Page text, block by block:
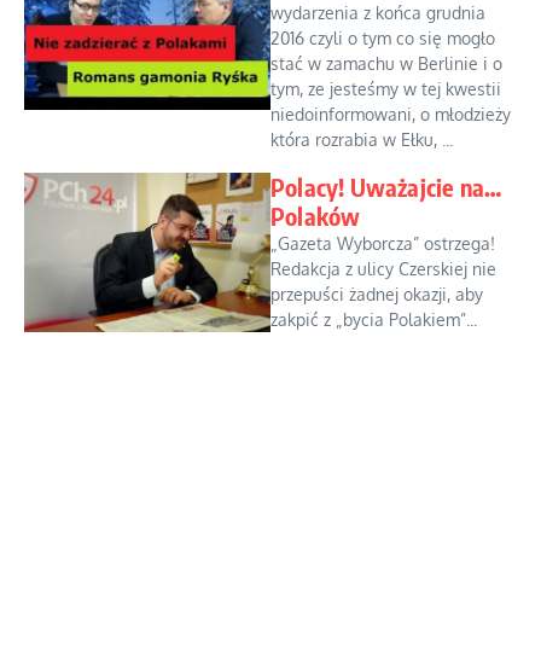
wydarzenia z końca grudnia
2016 czyli o tym co się mogło
stać w zamachu w Berlinie i o
tym, ze jesteśmy w tej kwestii
niedoinformowani, o młodzieży
która rozrabia w Ełku, ...
Polacy! Uważajcie na…
Polaków
„Gazeta Wyborcza” ostrzega!
Redakcja z ulicy Czerskiej nie
przepuści żadnej okazji, aby
zakpić z „bycia Polakiem”...